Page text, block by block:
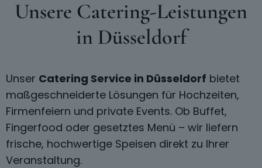
Unsere Catering-Leistungen
in Düsseldorf
Unser Catering Service in Düsseldorf bietet
maßgeschneiderte Lösungen für Hochzeiten,
Firmenfeiern und private Events. Ob Buffet,
Fingerfood oder gesetztes Menü – wir liefern
frische, hochwertige Speisen direkt zu Ihrer
Veranstaltung.